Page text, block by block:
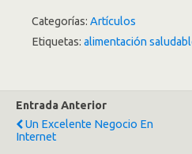
Categorías: Artículos
Etiquetas: alimentación
Entrada Anterior
Un Excelente Negocio En
Internet